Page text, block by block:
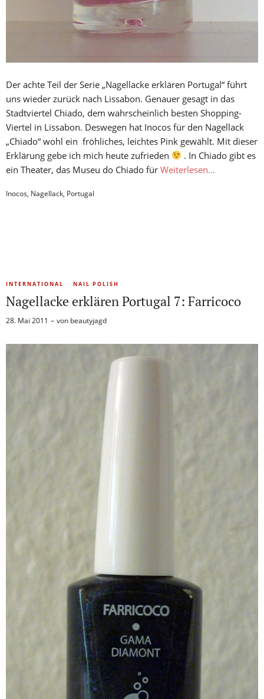
Der achte Teil der Serie „Nagellacke erklären Portugal“ führt
uns wieder zurück nach Lissabon. Genauer gesagt in das
Stadtviertel Chiado, dem wahrscheinlich besten Shopping-
Viertel in Lissabon. Deswegen hat Inocos für den Nagellack
„Chiado“ wohl ein fröhliches, leichtes Pink gewählt. Mit dieser
Erklärung gebe ich mich heute zufrieden
. In Chiado gibt es
ein Theater, das Museu do Chiado für Weiterlesen…
Inocos, Nagellack, Portugal
INTERNATIONAL NAIL POLISH
Nagellacke erklären Portugal 7: Farricoco
28. Mai 2011 von beautyjagd